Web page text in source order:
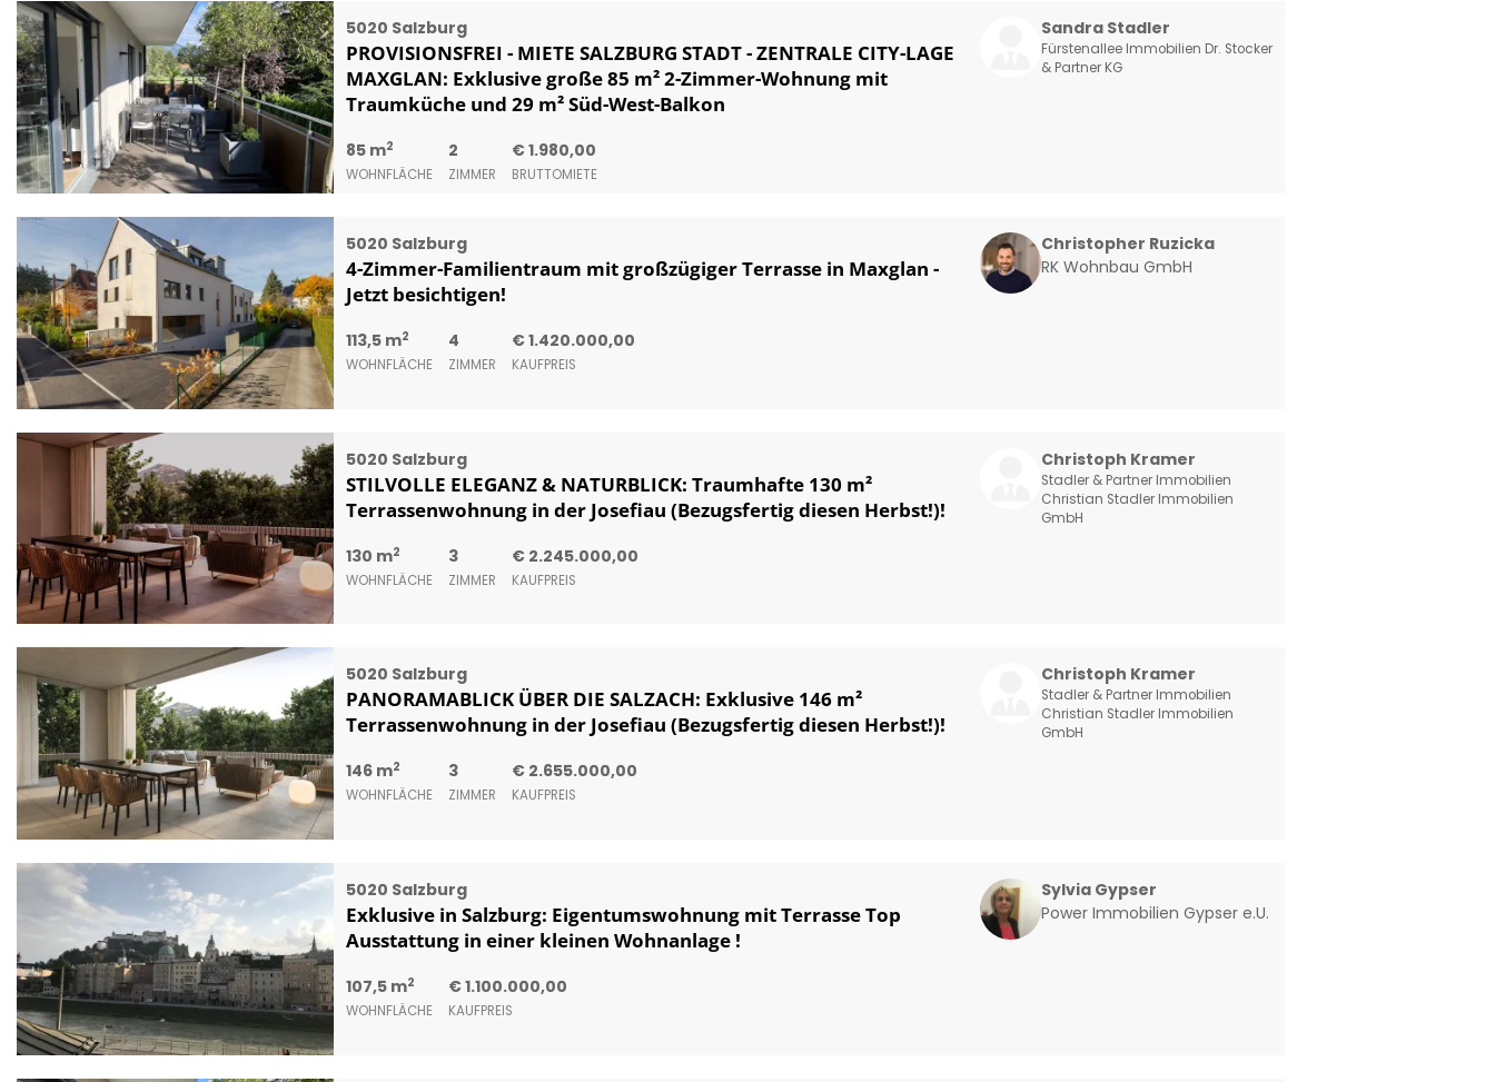
5020 Salzburg
PROVISIONSFREI - MIETE SALZBURG STADT - ZENTRALE CITY-LAGE
MAXGLAN: Exklusive große 85 m² 2-Zimmer-Wohnung mit
Traumküche und 29 m² Süd-West-Balkon
85 m2
WOHNFLÄCHE
2
ZIMMER
€ 1.980,00
BRUTTOMIETE
Sandra Stadler
Fürstenallee Immobilien Dr. Stocker
& Partner KG
5020 Salzburg
4-Zimmer-Familientraum mit großzügiger Terrasse in Maxglan -
Jetzt besichtigen!
113,5 m2
WOHNFLÄCHE
4
ZIMMER
€ 1.420.000,00
KAUFPREIS
Christopher Ruzicka
RK Wohnbau GmbH
5020 Salzburg
STILVOLLE ELEGANZ & NATURBLICK: Traumhafte 130 m²
Terrassenwohnung in der Josefiau (Bezugsfertig diesen Herbst!)!
130 m2
WOHNFLÄCHE
3
ZIMMER
€ 2.245.000,00
KAUFPREIS
Christoph Kramer
Stadler & Partner Immobilien
Christian Stadler Immobilien
GmbH
5020 Salzburg
PANORAMABLICK ÜBER DIE SALZACH: Exklusive 146 m²
Terrassenwohnung in der Josefiau (Bezugsfertig diesen Herbst!)!
146 m2
WOHNFLÄCHE
3
ZIMMER
€ 2.655.000,00
KAUFPREIS
Christoph Kramer
Stadler & Partner Immobilien
Christian Stadler Immobilien
GmbH
5020 Salzburg
Exklusive in Salzburg: Eigentumswohnung mit Terrasse Top
Ausstattung in einer kleinen Wohnanlage !
107,5 m2
WOHNFLÄCHE
€ 1.100.000,00
KAUFPREIS
Sylvia Gypser
Power Immobilien Gypser e.U.